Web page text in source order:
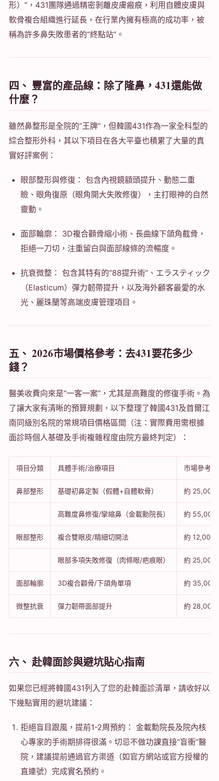
形）”，431團隊通過精密剝離皮膚瘢痕，利用自體皮膚與
軟骨複合組織進行延長，在行業內擁有極高的成功率，被
稱為許多鼻失敗患者的“終點站”。
四、 豐富的產品線：除了隆鼻，431還能做
什麼？
雖然鼻整形是全院的“王牌”，但韓國431作為一家全科型的
綜合整形外科，其以下項目在各大平臺也積累了大量的真
實好評案例：
眼部整形與修復： 包含內視鏡額頭提升、動態二重
瞼、眼角復原（眼角開大失敗修復），主打眼神的自然
靈動。
面部輪廓： 3D複合顴骨縮小術、長曲線下頜角截骨，
拒絕一刀切，注重留白與面部線條的流暢度。
抗衰微整： 包含其特有的“88提升術”、エラスティック
（Elasticum）彈力韌帶提升，以及海外顧客最愛的水
光、麗珠蘭等高端皮膚管理項目。
五、 2026市場價格參考：去431要花多少
錢？
醫美收費向來是“一客一案”，尤其是高難度的修復手術。為
了讓大家有清晰的預算規劃，以下整理了韓國431及首爾江
南同級別名院的常規項目價格區間（注：實際費用需根據
面診時個人基礎及手術複雜程度由院方最終判定）：
項目分類 具體手術/治療項目 市場參考
鼻部整形 基礎初鼻定製（假體+自體軟骨） 約 25,000
高難度鼻修復/攣縮鼻（金載勳院長） 約 55,000
眼部整形 複合雙眼皮/精細切開法 約 12,000
眼部多項失敗修復（肉條眼/疤痕眼） 約 25,000
面部輪廓 3D複合顴骨/下頜角單項 約 35,000
微整抗衰 彈力韌帶面部提升 約 28,000
六、 赴韓面診與避坑貼心指南
如果您已經將韓國431列入了您的赴韓面診清單，請收好以
下幾點實用的避坑建議：
拒絕盲目跟風，提前1-2周預約： 金載勳院長及院內核
心專家的手術期排得很滿。切忌不做功課直接“盲衝”醫
院，建議提前通過官方渠道（如官方網站或官方授權的
直連號）完成實名預約。